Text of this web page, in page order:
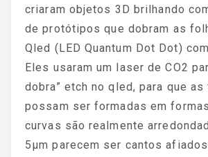
criaram objetos 3D brilhando
de protótipos que dobram as
Qled (LED Quantum Dot Dot)
Eles usaram um laser de CO2
dobra” etch no qled, para que as
possam ser formadas em
curvas são realmente
5μm parecem ser cantos